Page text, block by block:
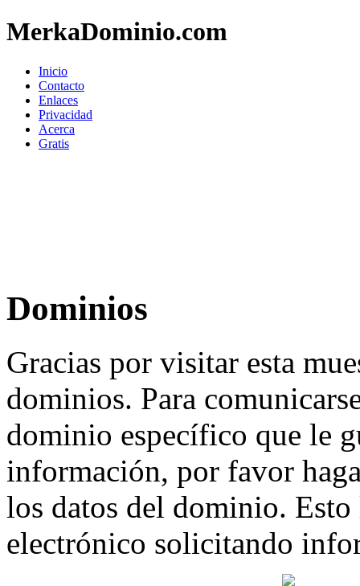
MerkaDominio.com
Inicio
Contacto
Enlaces
Privacidad
Acerca
Gratis
Dominios
Gracias por visitar esta
dominios. Para
dominio específico que le
información, por favor
los datos del dominio.
electrónico solicitando